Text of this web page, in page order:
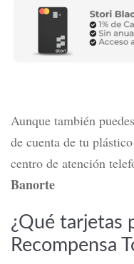
Aunque también
de cuenta de tu
centro de atención
Banorte
¿Qué tarjetas
Recompensa